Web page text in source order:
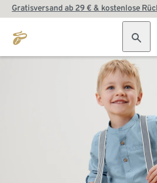
Gratisversand ab 29 € & kostenlose